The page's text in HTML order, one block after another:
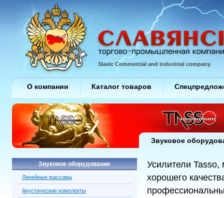
Усилители
хорошего
Звуковое оборудование
Линейные массивы
Акустические комплекты
Slavic Commercial and industrial company
О компании Каталог товаров
Звуковое